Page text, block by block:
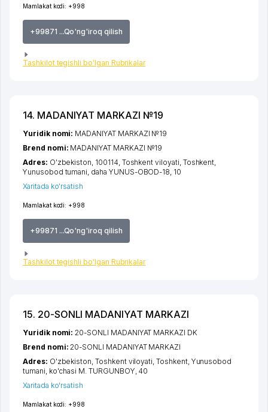
Mamlakat kodi: +998
+99871 ...Qo'ng'iroq qilish
Tashkilot tegishli bo'lgan Rubrikalar
14. MADANIYAT MARKAZI №19
Mamlakat kodi: +998
+99871 ...Qo'ng'iroq qilish
Tashkilot tegishli bo'lgan Rubrikalar
Yuridik nomi: MADANIYAT MARKAZI №19
Brend nomi: MADANIYAT MARKAZI №19
Adres: O'zbekiston, 100114, Toshkent viloyati Toshkent
Yunusobod tumani daha YUNUS-OBOD-18 , 10
Xaritada ko'rsatish
15. 20-SONLI MADANIYAT MARKAZI
Mamlakat kodi: +998
Yuridik nomi:20-SONLI MADANIYAT MARKAZI DK
Brend nomi:20-SONLI MADANIYAT MARKAZI
Adres: O'zbekiston,Toshkent viloyati,Toshkent, Yunusobod
tumani, ko'chasi M. TURGUNBOY, 40
Xaritada ko'rsatish